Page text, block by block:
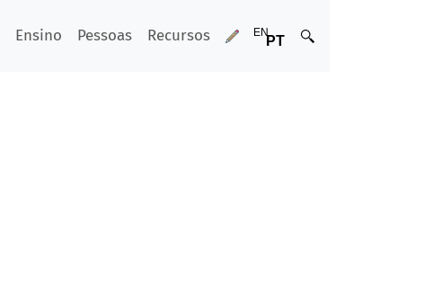
Ensino Pessoas Recursos